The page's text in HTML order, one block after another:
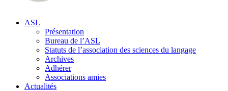
ASL
Présentation
Bureau de l’ASL
Statuts de l’association des sciences du langage
Archives
Adhérer
Associations amies
Actualités